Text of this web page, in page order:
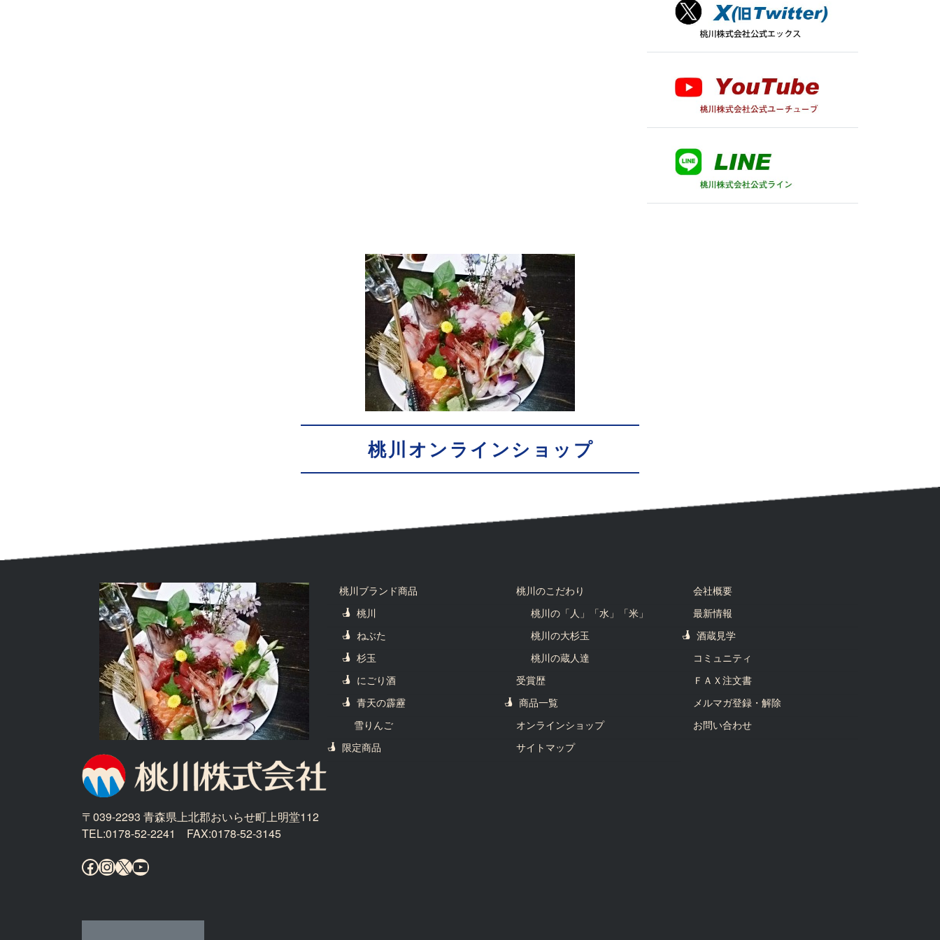
桃川オンラインショップ
〒039-2293 青森県上北郡おいらせ町上明堂112
TEL:0178-52-2241 FAX:0178-52-3145
Facebook
Instagram
X YouTube
桃川ブランド商品
桃川
ねぶた
杉玉
にごり酒
青天の霹靂
雪りんご
限定商品
桃川のこだわり
桃川の「人」「水」「米」
桃川の大杉玉
桃川の蔵人達
受賞歴
商品一覧
オンラインショップ
サイトマップ
会社概要
最新情報
酒蔵見学
コミュニティ
ＦＡＸ注文書
メルマガ登録・解除
お問い合わせ